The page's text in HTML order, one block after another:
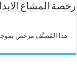
رخصة المشاع
هذا المُصنَّف مرخص بموجب